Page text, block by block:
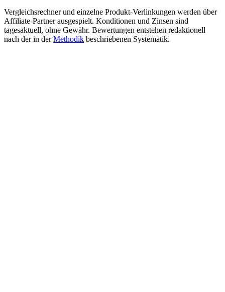
Vergleichsrechner und einzelne Produkt-Verlinkungen werden über
Affiliate-Partner ausgespielt. Konditionen und Zinsen sind
tagesaktuell, ohne Gewähr. Bewertungen entstehen redaktionell
nach der in derMethodik beschriebenen Systematik.